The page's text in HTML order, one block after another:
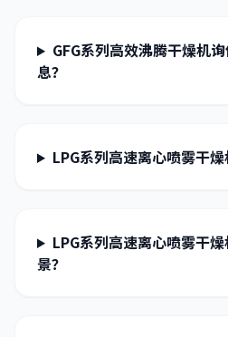
GFG系列高效沸腾干燥机
息？
LPG系列高速离心喷雾干燥
LPG系列高速离心喷雾干
景？